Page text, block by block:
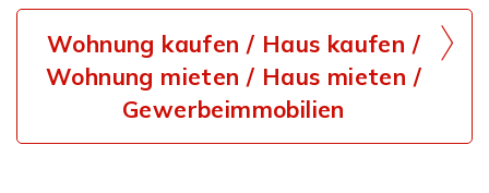
Wohnung kaufen / Haus kaufen /
Wohnung mieten / Haus mieten /
Gewerbeimmobilien